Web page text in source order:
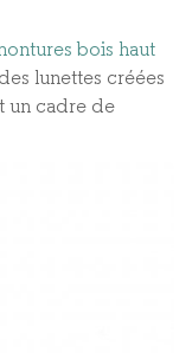
bois haut
lunettes créées
un cadre de